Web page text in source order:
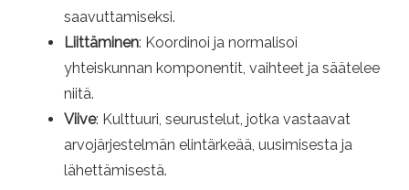
saavuttamiseksi.
Liittäminen: Koordinoi ja normalisoi
yhteiskunnan komponentit, vaihteet ja säätelee
niitä.
Viive: Kulttuuri, seurustelut, jotka vastaavat
arvojärjestelmän elintärkeää, uusimisesta ja
lähettämisestä.